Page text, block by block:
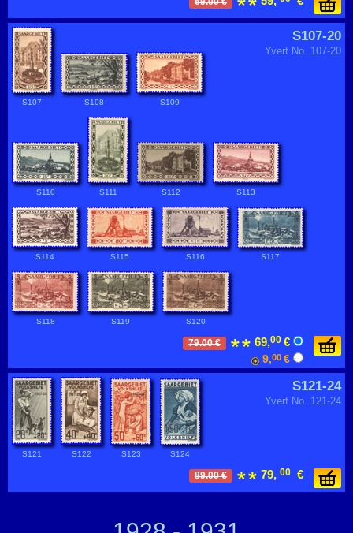
S107-20
Yvert No. 107-20
S107 S108 S109
S110 S111 S112 S113
S114 S115 S116 S117
S118 S119 S120
79.00 € 69,00 €
9,00 €
S121-24
Yvert No. 121-24
S121 S122 S123 S124
89.00 € 79, 00 €